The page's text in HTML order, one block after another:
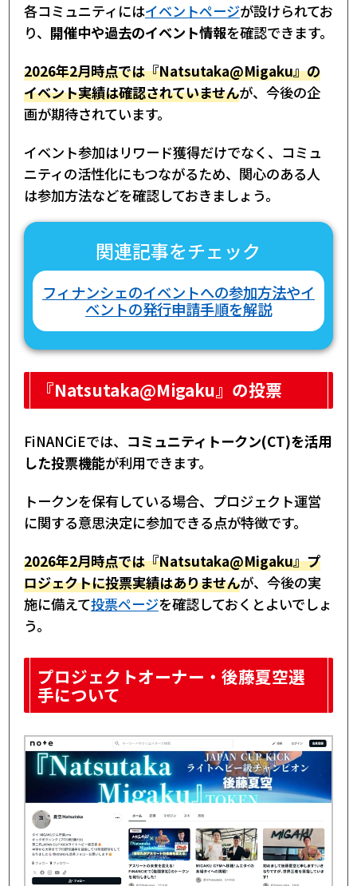
各コミュニティにはイベントページが設けられてお
り、 開催中や過去のイベント情報を確認できます。
2026年2月時点では『Natsutaka@Migaku』の
イベント実績は確認されていませんが、今後の企
画が期待されています。
イベント参加はリワード獲得だけでなく、コミュ
ニティの活性化にもつながるため、関心のある人
は参加方法などを確認しておきましょう。
関連記事をチェック
フィナンシェのイベントへの参加方法やイ
ベントの発行申請手順を解説
『Natsutaka@Migaku』の投票
FiNANCiEでは、 コミュニティトークン(CT)を活用
した投票機能が利用できます。
トークンを保有している場合、プロジェクト運営
に関する意思決定に参加できる点が特徴です。
2026年2月時点では『Natsutaka@Migaku』プ
ロジェクトに投票実績はありませんが、今後の実
施に備えて投票ページを確認しておくとよいでしょ
う。
プロジェクトオーナー・後藤夏空選
手について